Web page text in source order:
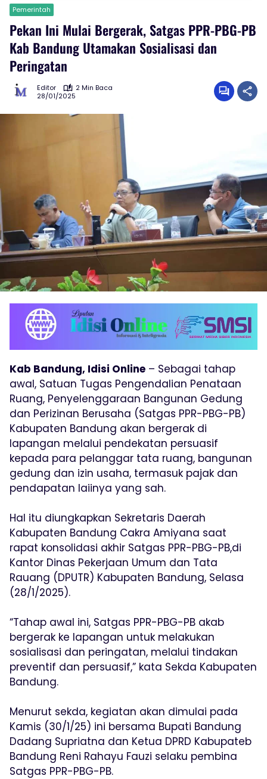
Pemerintah
Pekan Ini Mulai Bergerak, Satgas PPR-PBG-PB
Kab Bandung Utamakan Sosialisasi dan
Peringatan
Editor
2 Min Baca
28/01/2025
Kab Bandung, Idisi Online – Sebagai tahap
awal, Satuan Tugas Pengendalian Penataan
Ruang, Penyelenggaraan Bangunan Gedung
dan Perizinan Berusaha (Satgas PPR-PBG-PB)
Kabupaten Bandung akan bergerak di
lapangan melalui pendekatan persuasif
kepada para pelanggar tata ruang, bangunan
gedung dan izin usaha, termasuk pajak dan
pendapatan laiinya yang sah.
Hal itu diungkapkan Sekretaris Daerah
Kabupaten Bandung Cakra Amiyana saat
rapat konsolidasi akhir Satgas PPR-PBG-PB,di
Kantor Dinas Pekerjaan Umum dan Tata
Rauang (DPUTR) Kabupaten Bandung, Selasa
(28/1/2025).
“Tahap awal ini, Satgas PPR-PBG-PB akab
bergerak ke lapangan untuk melakukan
sosialisasi dan peringatan, melalui tindakan
preventif dan persuasif,” kata Sekda Kabupaten
Bandung.
Menurut sekda, kegiatan akan dimulai pada
Kamis (30/1/25) ini bersama Bupati Bandung
Dadang Supriatna dan Ketua DPRD Kabupateb
Bandung Reni Rahayu Fauzi selaku pembina
Satgas PPR-PBG-PB.